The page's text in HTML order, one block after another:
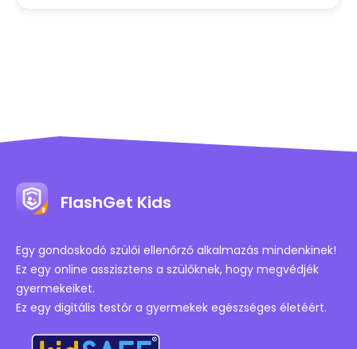
FlashGet Kids
Egy gondoskodó szülői ellenőrző alkalmazás mindenkinek!
Ez egy online asszisztens a szülőknek, hogy megvédjék
gyermekeiket.
Ez egy digitális testőr a gyermekek egészséges életéért.